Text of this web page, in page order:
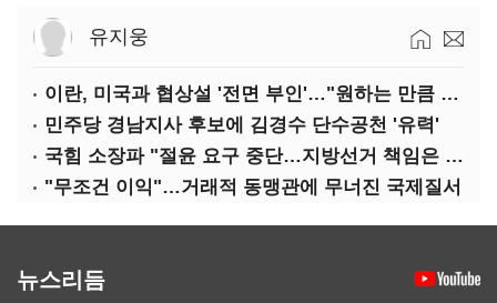
유지웅
이란, 미국과 협상설 '전면 부인'…"원하는 만큼 전쟁 가능"
민주당 경남지사 후보에 김경수 단수공천 '유력'
국힘 소장파 "절윤 요구 중단…지방선거 책임은 장동혁 몫"
"무조건 이익"…거래적 동맹관에 무너진 국제질서
뉴스리듬